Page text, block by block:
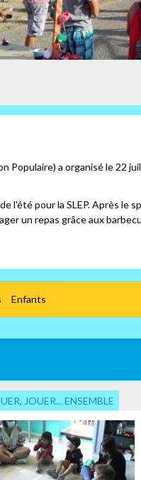
Populaire) a organisé le 22
l'été pour la SLEP. Après le
un repas grâce aux
Enfants
JOUER... ENSEMBLE